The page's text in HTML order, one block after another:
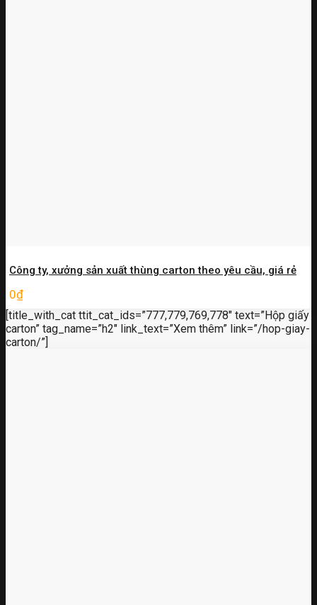
Công ty, xưởng sản xuất thùng carton theo yêu cầu, giá rẻ
0₫
[title_with_cat ttit_cat_ids=”777,779,769,778″ text=”Hộp giấy
carton” tag_name=”h2″ link_text=”Xem thêm” link=”/hop-giay-
carton/”]